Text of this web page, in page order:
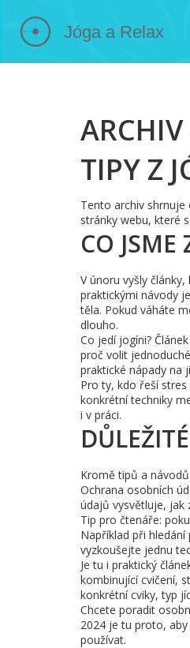
TIPY Z
Tento archiv shrnuje
stránky webu, které
CO JSME
V únoru vyšly
praktickými návody
těla. Pokud váháte
dlouho.
Co jedí jogíni?
proč volit
praktické nápady na
Pro ty, kdo řeší
konkrétní techniky
i v práci.
Kromě tipů a
Ochrana osobních
údajů vysvětluje, jak
Tip pro čtenáře:
Například při
vyzkoušejte jednu
Je tu i praktický
kombinující cvičení,
konkrétní cviky, typ
Chcete poradit
2024 je tu proto,
používat.